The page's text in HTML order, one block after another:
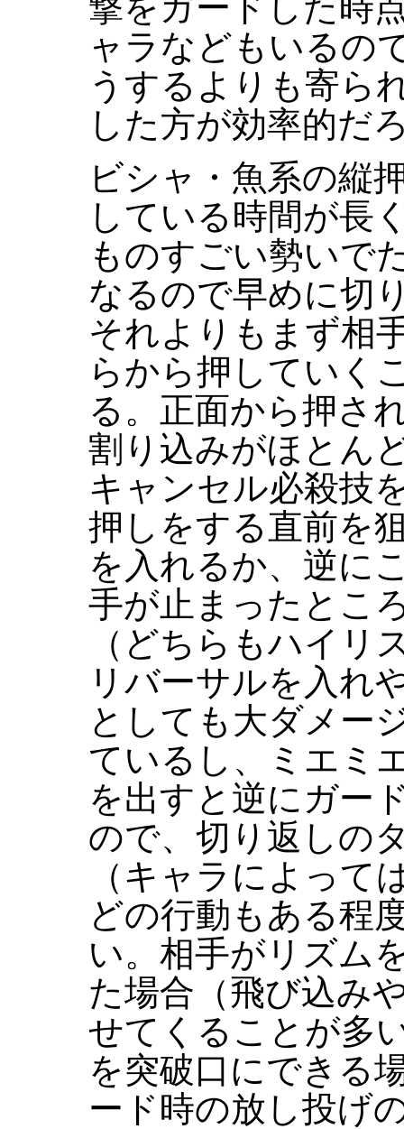
ャラなどもいるの
うするよりも寄ら
した方が効率的だ
ビシャ・魚系の縦
している時間が長
ものすごい勢いで
なるので早めに切
それよりもまず相
らから押していく
る。正面から押さ
割り込みがほとん
キャンセル必殺技
押しをする直前を
を入れるか、逆に
手が止まったとこ
（どちらもハイリ
リバーサルを入れ
としても大ダメー
ているし、ミエミ
を出すと逆にガー
ので、切り返しの
（キャラによって
どの行動もある程
い。相手がリズム
た場合（飛び込み
せてくることが多
を突破口にできる
ード時の放し投げ